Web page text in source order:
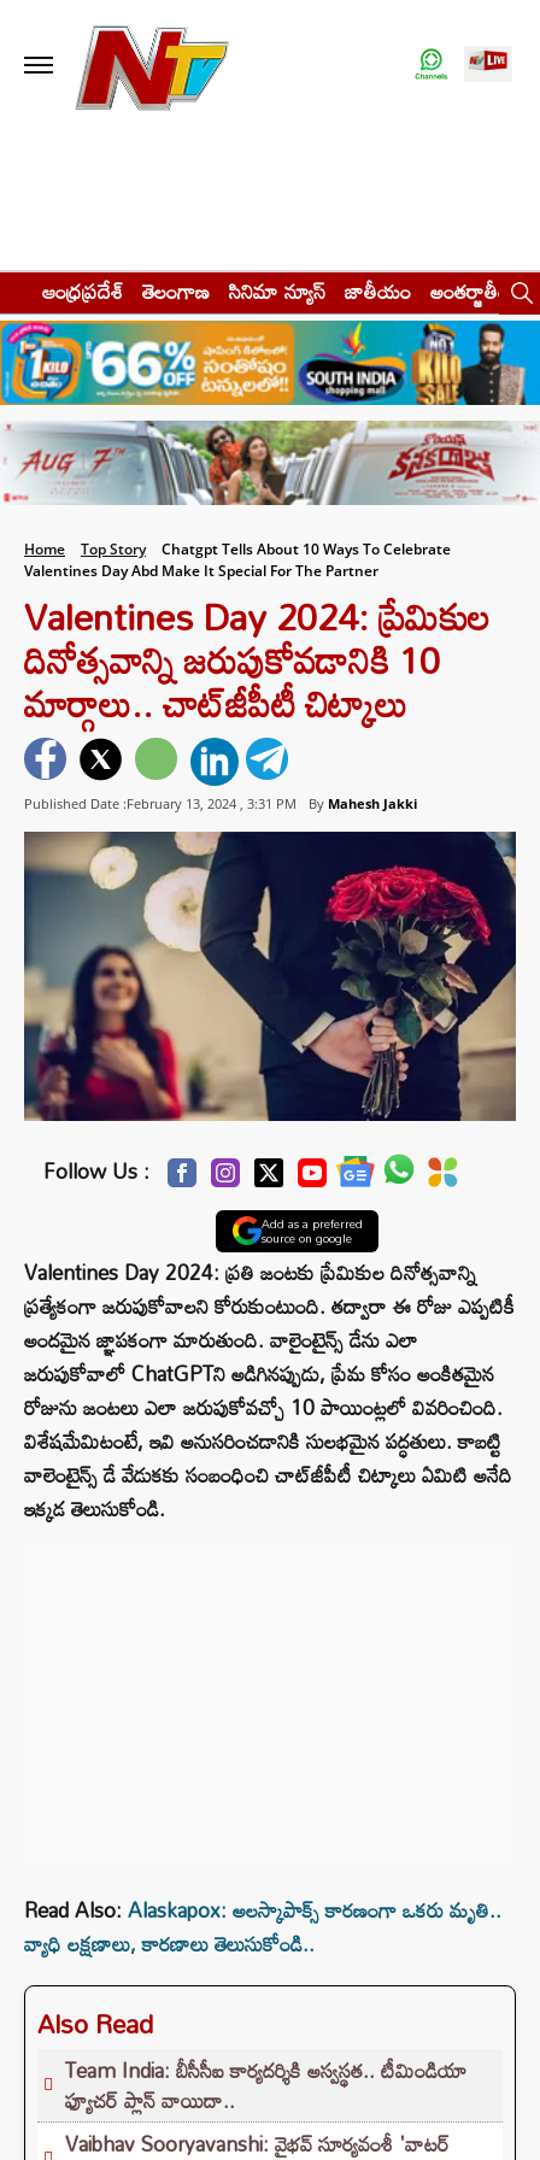
ఆంధ్రప్రదేశ్ తెలంగాణ సినిమా న్యూస్ జాతీయం అంతర్జాతీయం
Home Top Story
Chatgpt Tells About 10 Ways To Celebrate
Valentines Day Abd Make It Special For The Partner
Valentines Day 2024: ప్రేమికుల
దినోత్సవాన్ని జరుపుకోవడానికి 10
మార్గాలు.. చాట్‌జీపీటీ చిట్కాలు
Published Date :February 13, 2024 , 3:31 PM By Mahesh Jakki
Follow Us :
Add as a preferred
source on google
Valentines Day 2024: ప్రతి జంటకు ప్రేమికుల దినోత్సవాన్ని
ప్రత్యేకంగా జరుపుకోవాలని కోరుకుంటుంది. తద్వారా ఈ రోజు ఎప్పటికీ
అందమైన జ్ఞాపకంగా మారుతుంది. వాలైంటైన్స్‌ డేను ఎలా
జరుపుకోవాలో ChatGPTని అడిగినప్పుడు, ప్రేమ కోసం అంకితమైన
రోజును జంటలు ఎలా జరుపుకోవచ్చో 10 పాయింట్లలో వివరించింది.
విశేషమేమిటంటే, ఇవి అనుసరించడానికి సులభమైన పద్ధతులు. కాబట్టి
వాలెంటైన్స్ డే వేడుకకు సంబంధించి చాట్‌జీపీటీ చిట్కాలు ఏమిటి అనేది
ఇక్కడ తెలుసుకోండి.
Read Also:Alaskapox: అలస్కాపాక్స్ కారణంగా ఒకరు మృతి..
వ్యాధి లక్షణాలు, కారణాలు తెలుసుకోండి..
Also Read
Team India: బీసీసీఐ కార్యదర్శికి అస్వస్థత.. టీమిండియా
ఫ్యూచర్ ప్లాన్ వాయిదా..
Vaibhav Sooryavanshi: వైభవ్ సూర్యవంశీ 'వాటర్